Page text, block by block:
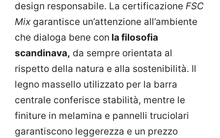
design responsabile. La certificazione FSC
Mix garantisce un’attenzione all’ambiente
che dialoga bene con la filosofia
scandinava, da sempre orientata al
rispetto della natura e alla sostenibilità. Il
legno massello utilizzato per la barra
centrale conferisce stabilità, mentre le
finiture in melamina e pannelli truciolari
garantiscono leggerezza e un prezzo